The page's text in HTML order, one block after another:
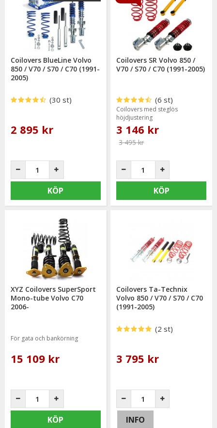
Coilovers BlueLine Volvo
850 / V70 / S70 / C70 (1991-
2005)
(30 st)
2 895 kr
KÖP
Coilovers SR Volvo 850 /
V70 / S70 / C70 (1991-2005)
(6 st)
Coilovers med steglös
höjdjustering
3 146 kr
3 495 kr
KÖP
XYZ Coilovers SuperSport
Mono-tube Volvo C70
2006-
För gata och bankörning
15 109 kr
KÖP
Coilovers Ta-Technix
Volvo 850 / V70 / S70 / C70
(1991-2005)
(2 st)
3 795 kr
INFO